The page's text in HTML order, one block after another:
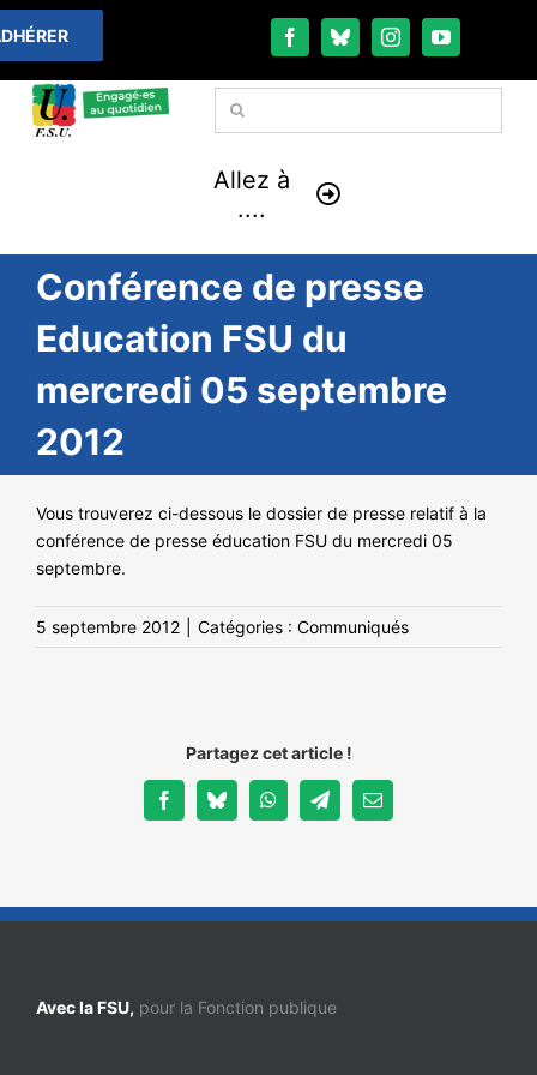
Passer
au
contenu
Rechercher:
Allez à
....
À LA UNE
THÉMATIQUES
LA VIE FÉDÉRALE
COMMUNIQUÉS
NOS ACTIONS
Conférence de presse
Education FSU du
mercredi 05 septembre
2012
Vous trouverez ci-dessous le dossier de presse relatif à la
conférence de presse éducation FSU du mercredi 05
septembre.
5 septembre 2012 Catégories : Communiqués
Partagez cet article !
FacebookBlueskyWhatsAppTelegramEmail
Avec la FSU, pour la Fonction publique